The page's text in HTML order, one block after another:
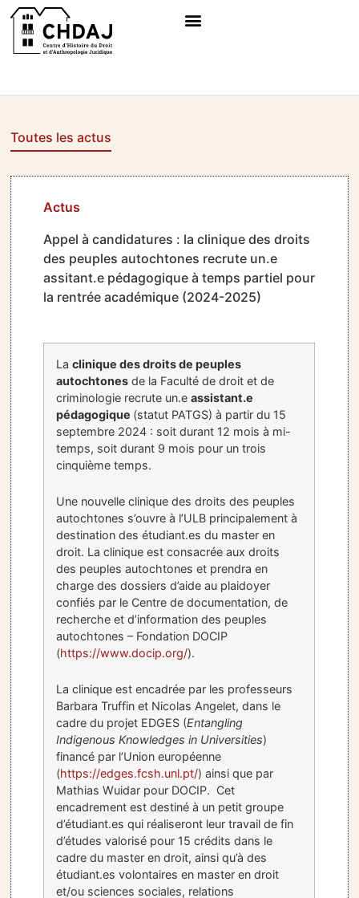
Toutes les actus
Actus
Appel à candidatures : la clinique des droits
des peuples autochtones recrute un.e
assitant.e pédagogique à temps partiel pour
la rentrée académique (2024-2025)
Laclinique des droits de peuples
autochtones de la Faculté de droit et de
criminologie recrute un.eassistant.e
pédagogique (statut PATGS) à partir du 15
septembre 2024 : soit durant 12 mois à mi-
temps, soit durant 9 mois pour un trois
cinquième temps.
Une nouvelle clinique des droits des peuples
autochtones s’ouvre à l’ULB principalement à
destination des étudiant.es du master en
droit. La clinique est consacrée aux droits
des peuples autochtones et prendra en
charge des dossiers d’aide au plaidoyer
confiés par le Centre de documentation, de
recherche et d’information des peuples
autochtones – Fondation DOCIP
(https://www.docip.org/).
La clinique est encadrée par les professeurs
Barbara Truffin et Nicolas Angelet, dans le
cadre du projet EDGES (Entangling
Indigenous Knowledges in Universities)
financé par l’Union européenne
(https://edges.fcsh.unl.pt/) ainsi que par
Mathias Wuidar pour DOCIP. Cet
encadrement est destiné à un petit groupe
d’étudiant.es qui réaliseront leur travail de fin
d’études valorisé pour 15 crédits dans le
cadre du master en droit, ainsi qu’à des
étudiant.es volontaires en master en droit
et/ou sciences sociales, relations